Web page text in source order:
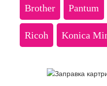
Brother Pantum
Ricoh Konica